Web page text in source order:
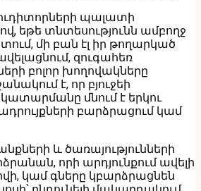
պալատի
եթե տնտեսությունն ամբողջ
մի բան էլ իր թողարկած
զուգահեռ
բոլոր խողովակները
է, որ բյուջեի
մնում է երկու
բարձրացում կամ
և ծառայությունների
որի արդյունքում ավելի
կամ գները կբարձրացնեն